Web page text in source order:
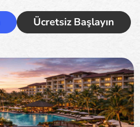
Ücretsiz Başlayın